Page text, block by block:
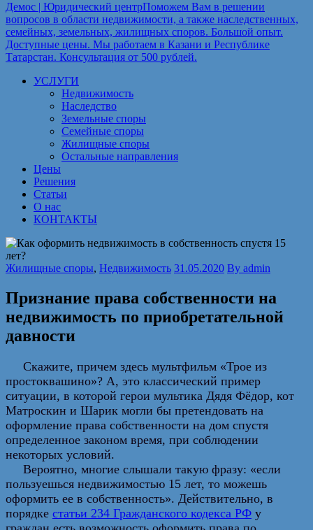
Демос | Юридический центрПоможем Вам в решении
вопросов в области недвижимости, а также наследственных,
семейных, земельных, жилищных споров. Большой опыт.
Доступные цены. Мы работаем в Казани и Республике
Татарстан. Консультация от 500 рублей.
УСЛУГИ
Недвижимость
Наследство
Земельные споры
Семейные споры
Жилищные споры
Остальные направления
Цены
Решения
Статьи
О нас
КОНТАКТЫ
Жилищные споры, Недвижимость 31.05.2020 By admin
Признание права собственности на
недвижимость по приобретательной
давности
Скажите, причем здесь мультфильм «Трое из
простоквашино»? А, это классический пример
ситуации, в которой герои мультика Дядя Фёдор, кот
Матроскин и Шарик могли бы претендовать на
оформление права собственности на дом спустя
определенное законом время, при соблюдении
некоторых условий.
Вероятно, многие слышали такую фразу: «если
пользуешься недвижимостью 15 лет, то можешь
оформить ее в собственность». Действительно, в
порядке статьи 234 Гражданского кодекса РФ у